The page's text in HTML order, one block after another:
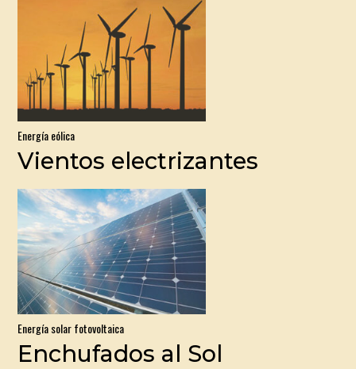
Energía eólica
Vientos electrizantes
Energía solar fotovoltaica
Enchufados al Sol